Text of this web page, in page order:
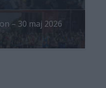
– 30 maj 2026